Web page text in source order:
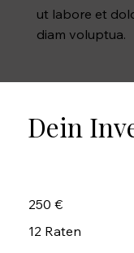
ut labore et
diam voluptua.
12 Raten
250 €
Dein